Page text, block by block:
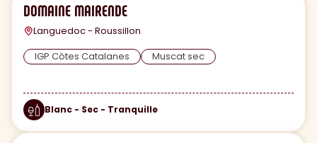
DOMAINE MAIRENDE
Languedoc - Roussillon
IGP Côtes Catalanes
Muscat sec
Blanc - Sec - Tranquille